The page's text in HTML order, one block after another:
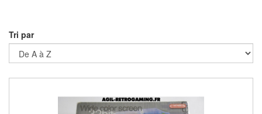
Tri par